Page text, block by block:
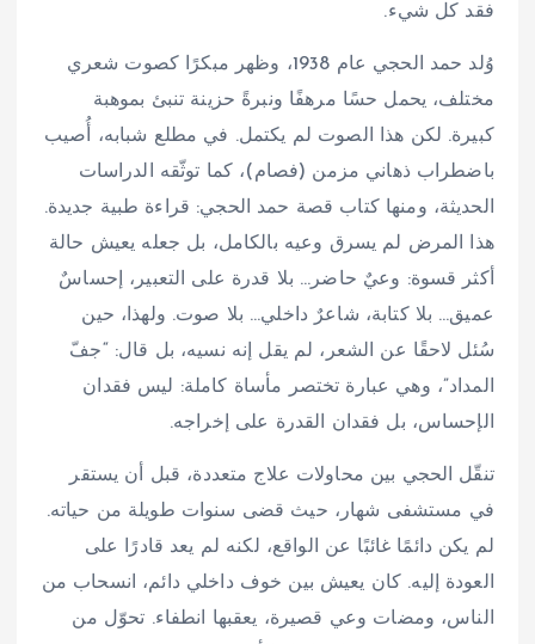
فقد كل شيء.
وُلد حمد الحجي عام 1938، وظهر مبكرًا كصوت شعري
مختلف، يحمل حسًا مرهفًا ونبرةً حزينة تنبئ بموهبة
كبيرة. لكن هذا الصوت لم يكتمل. في مطلع شبابه، أُصيب
باضطراب ذهاني مزمن (فصام)، كما توثّقه الدراسات
الحديثة، ومنها كتاب قصة حمد الحجي: قراءة طبية جديدة.
هذا المرض لم يسرق وعيه بالكامل، بل جعله يعيش حالة
أكثر قسوة: وعيٌ حاضر… بلا قدرة على التعبير، إحساسٌ
عميق… بلا كتابة، شاعرٌ داخلي… بلا صوت. ولهذا، حين
سُئل لاحقًا عن الشعر، لم يقل إنه نسيه، بل قال: “جفّ
المداد”، وهي عبارة تختصر مأساة كاملة: ليس فقدان
الإحساس، بل فقدان القدرة على إخراجه.
تنقّل الحجي بين محاولات علاج متعددة، قبل أن يستقر
في مستشفى شهار، حيث قضى سنوات طويلة من حياته.
لم يكن دائمًا غائبًا عن الواقع، لكنه لم يعد قادرًا على
العودة إليه. كان يعيش بين خوف داخلي دائم، انسحاب من
الناس، ومضات وعي قصيرة، يعقبها انطفاء. تحوّل من